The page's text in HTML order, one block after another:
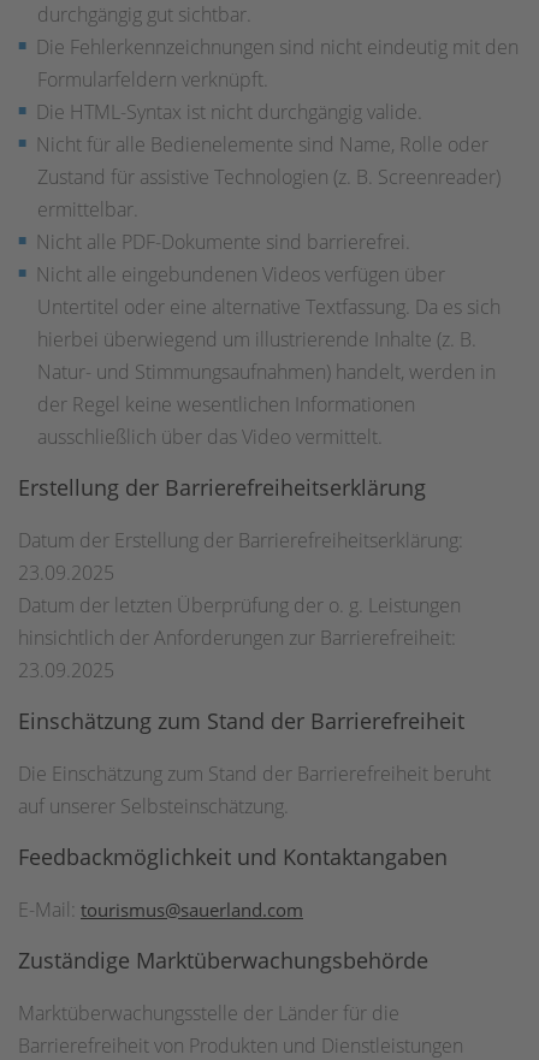
durchgängig gut sichtbar.
Die Fehlerkennzeichnungen sind nicht eindeutig mit den
Formularfeldern verknüpft.
Die HTML-Syntax ist nicht durchgängig valide.
Nicht für alle Bedienelemente sind Name, Rolle oder
Zustand für assistive Technologien (z. B. Screenreader)
ermittelbar.
Nicht alle PDF-Dokumente sind barrierefrei.
Nicht alle eingebundenen Videos verfügen über
Untertitel oder eine alternative Textfassung. Da es sich
hierbei überwiegend um illustrierende Inhalte (z. B.
Natur- und Stimmungsaufnahmen) handelt, werden in
der Regel keine wesentlichen Informationen
ausschließlich über das Video vermittelt.
Erstellung der Barrierefreiheitserklärung
Datum der Erstellung der Barrierefreiheitserklärung:
23.09.2025
Datum der letzten Überprüfung der o. g. Leistungen
hinsichtlich der Anforderungen zur Barrierefreiheit:
23.09.2025
Einschätzung zum Stand der Barrierefreiheit
Die Einschätzung zum Stand der Barrierefreiheit beruht
auf unserer Selbsteinschätzung.
Feedbackmöglichkeit und Kontaktangaben
E-Mail: tourismus@sauerland.com
Zuständige Marktüberwachungsbehörde
Marktüberwachungsstelle der Länder für die
Barrierefreiheit von Produkten und Dienstleistungen